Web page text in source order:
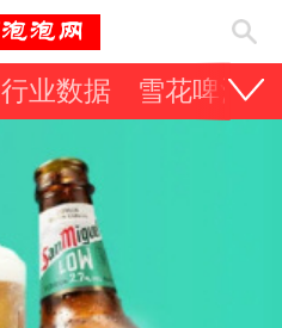
行业数据 雪花啤酒